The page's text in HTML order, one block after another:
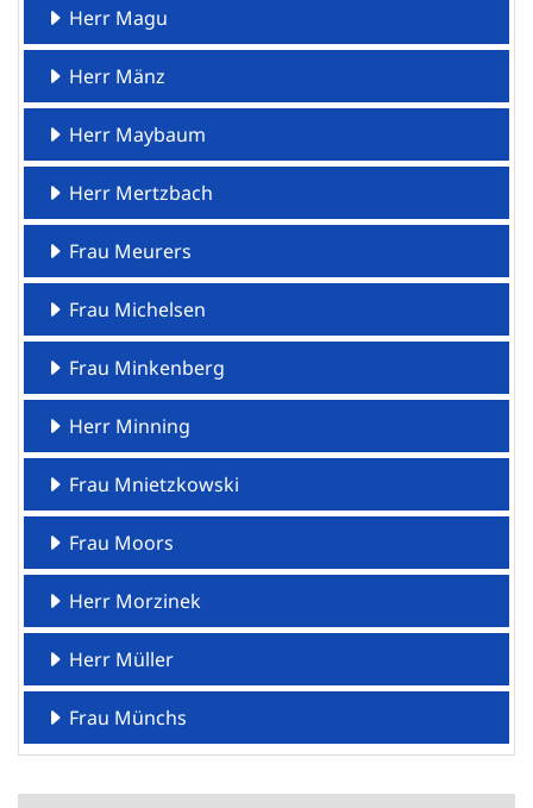
Herr Magu
Herr Mänz
Herr Maybaum
Herr Mertzbach
Frau Meurers
Frau Michelsen
Frau Minkenberg
Herr Minning
Frau Mnietzkowski
Frau Moors
Herr Morzinek
Herr Müller
Frau Münchs